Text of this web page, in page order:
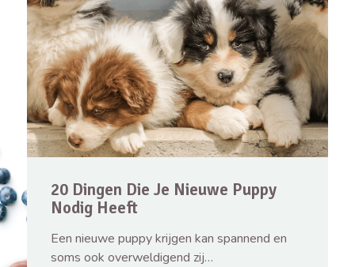
20 Dingen Die Je Nieuwe Puppy
Nodig Heeft
Een nieuwe puppy krijgen kan spannend en
soms ook overweldigend zij…